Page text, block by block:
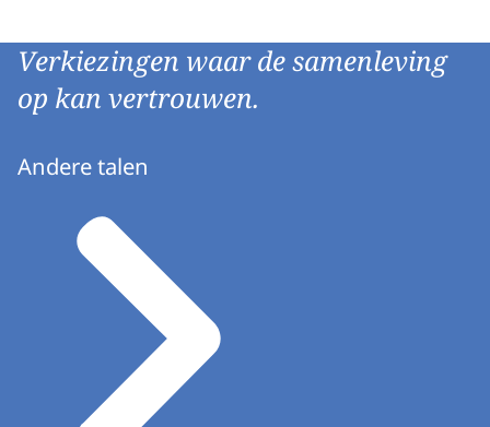
Verkiezingen waar de samenleving
op kan vertrouwen.
Andere talen